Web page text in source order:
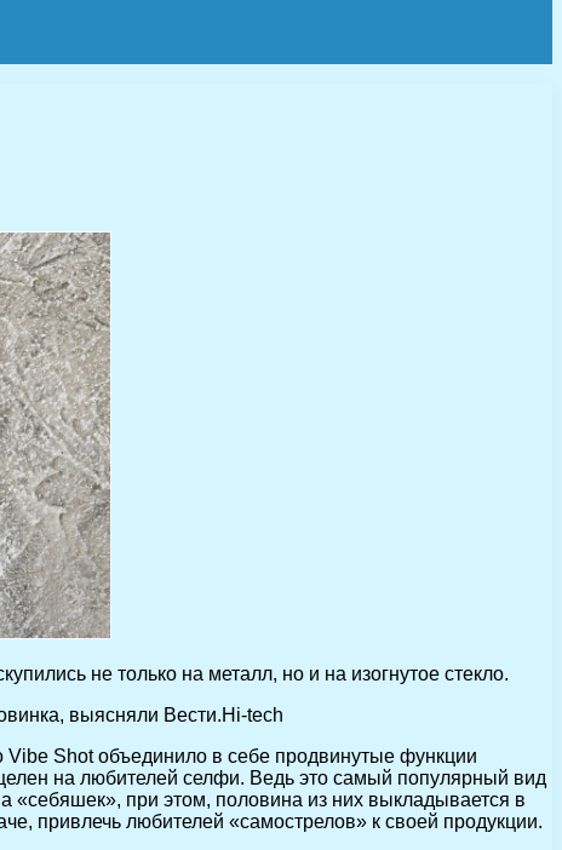
не только на металл, но и на изогнутое стекло.
выясняли Вести.Hi-tech
Shot объединило в себе продвинутые функции
на любителей селфи. Ведь это самый популярный вид
при этом, половина из них выкладывается в
привлечь любителей «самострелов» к своей продукции.